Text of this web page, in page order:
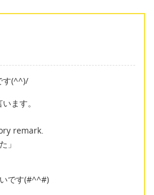
す(^^)/
ます。
remark.
」
です(#^^#)